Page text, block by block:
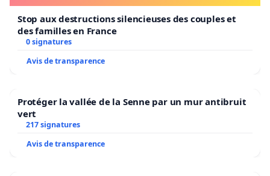
Stop aux destructions silencieuses des couples et
des familles en France
0 signatures
Avis de transparence
Protéger la vallée de la Senne par un mur antibruit
vert
217 signatures
Avis de transparence